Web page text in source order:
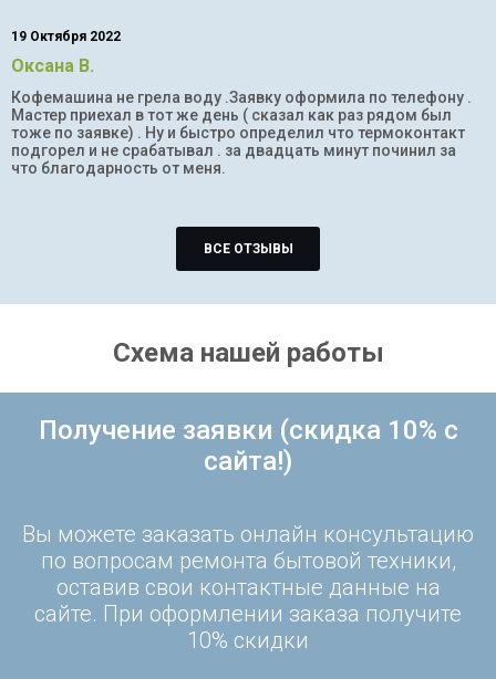
19 Октября 2022
Оксана В.
Кофемашина не грела воду .Заявку оформила по телефону .
Мастер приехал в тот же день ( сказал как раз рядом был
тоже по заявке) . Ну и быстро определил что термоконтакт
подгорел и не срабатывал . за двадцать минут починил за
что благодарность от меня.
ВСЕ ОТЗЫВЫ
Схема нашей работы
Получение заявки (скидка 10% с
сайта!)
Вы можете заказать онлайн консультацию
по вопросам ремонта бытовой техники,
оставив свои контактные данные на
сайте. При оформлении заказа получите
10% скидки